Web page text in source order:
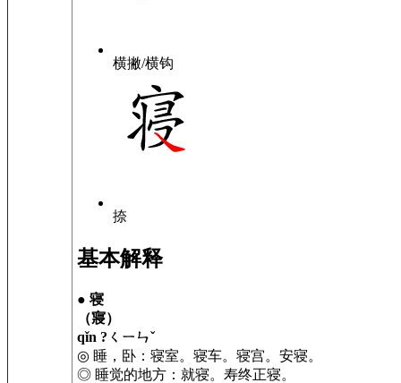
横撇/横钩
捺
基本解释
● 寝
（寢）
qǐn ?ㄑㄧㄣˇ
◎ 睡，卧：寝室。寝车。寝宫。安寝。
◎ 睡觉的地方：就寝。寿终正寝。